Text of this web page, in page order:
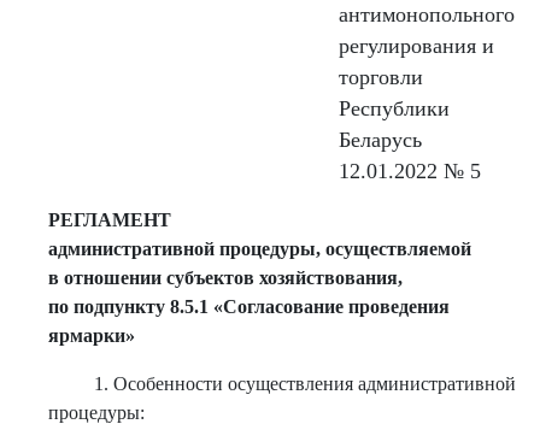
антимонопольного
регулирования и
торговли
Республики
Беларусь
12.01.2022 № 5
РЕГЛАМЕНТ
административной процедуры, осуществляемой
в отношении субъектов хозяйствования,
по подпункту 8.5.1 «Согласование проведения
ярмарки»
1. Особенности осуществления административной
процедуры: